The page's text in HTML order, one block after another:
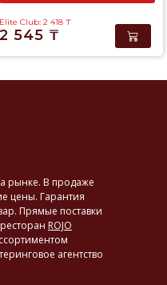
Elite Club: 2 418 ₸
2 545 ₸
рынке. В продаже
цены. Гарантия
Прямые поставки
ROJO
агентство